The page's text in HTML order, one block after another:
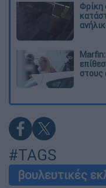
Φρίκη
στους
#TAGS
βουλευτικές